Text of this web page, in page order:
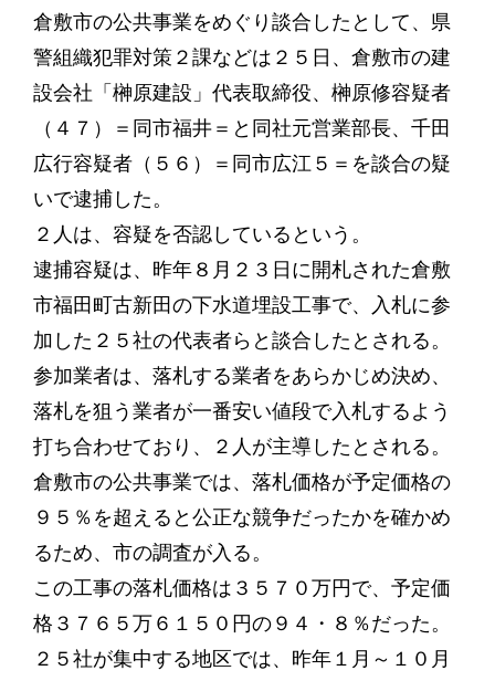
倉敷市の公共事業をめぐり談合したとして、県
警組織犯罪対策２課などは２５日、倉敷市の建
設会社「榊原建設」代表取締役、榊原修容疑者
（４７）＝同市福井＝と同社元営業部長、千田
広行容疑者（５６）＝同市広江５＝を談合の疑
いで逮捕した。
２人は、容疑を否認しているという。
逮捕容疑は、昨年８月２３日に開札された倉敷
市福田町古新田の下水道埋設工事で、入札に参
加した２５社の代表者らと談合したとされる。
参加業者は、落札する業者をあらかじめ決め、
落札を狙う業者が一番安い値段で入札するよう
打ち合わせており、２人が主導したとされる。
倉敷市の公共事業では、落札価格が予定価格の
９５％を超えると公正な競争だったかを確かめ
るため、市の調査が入る。
この工事の落札価格は３５７０万円で、予定価
格３７６５万６１５０円の９４・８％だった。
２５社が集中する地区では、昨年１月～１０月